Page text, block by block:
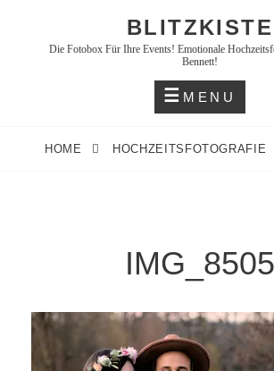
BLITZKISTE
Die Fotobox Für Ihre Events! Emotionale
Bennett!
MENU
HOME HOCHZEITSFOTOGRAFIE
IMG_8505